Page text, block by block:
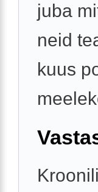
juba
neid
kuus